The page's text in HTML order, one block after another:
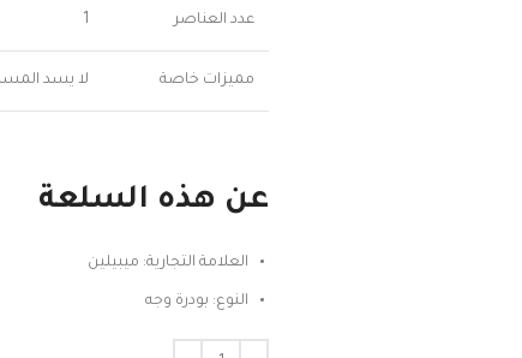
عدد العناصر 1
مميزات خاصة لا يسد
عن هذه السلعة
العلامة التجارية: ميبيلين
النوع: بودرة وجه